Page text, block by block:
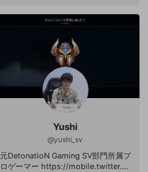
Yushi
@yushi_sv
元DetonatioN Gaming SV部門所属プ
ロゲーマー https://mobile.twitter.co